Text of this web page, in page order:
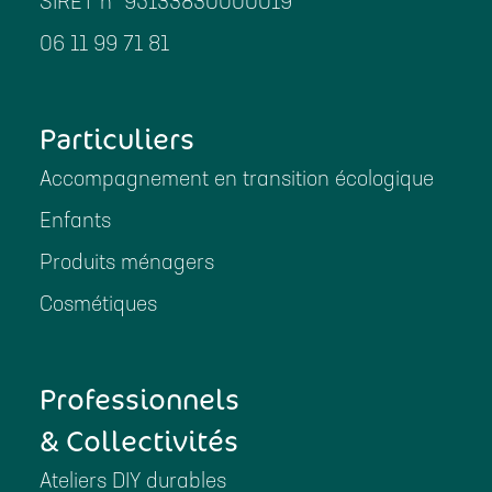
06 11 99 71 81
Particuliers
Accompagnement en transition écologique
Enfants
Produits ménagers
Cosmétiques
Professionnels
& Collectivités
Ateliers DIY durables